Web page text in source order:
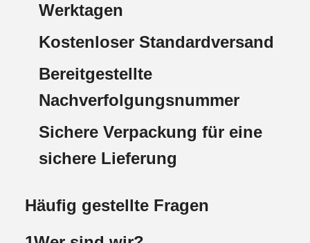
Werktagen
Kostenloser Standardversand
Bereitgestellte
Nachverfolgungsnummer
Sichere Verpackung für eine
sichere Lieferung
Häufig gestellte Fragen